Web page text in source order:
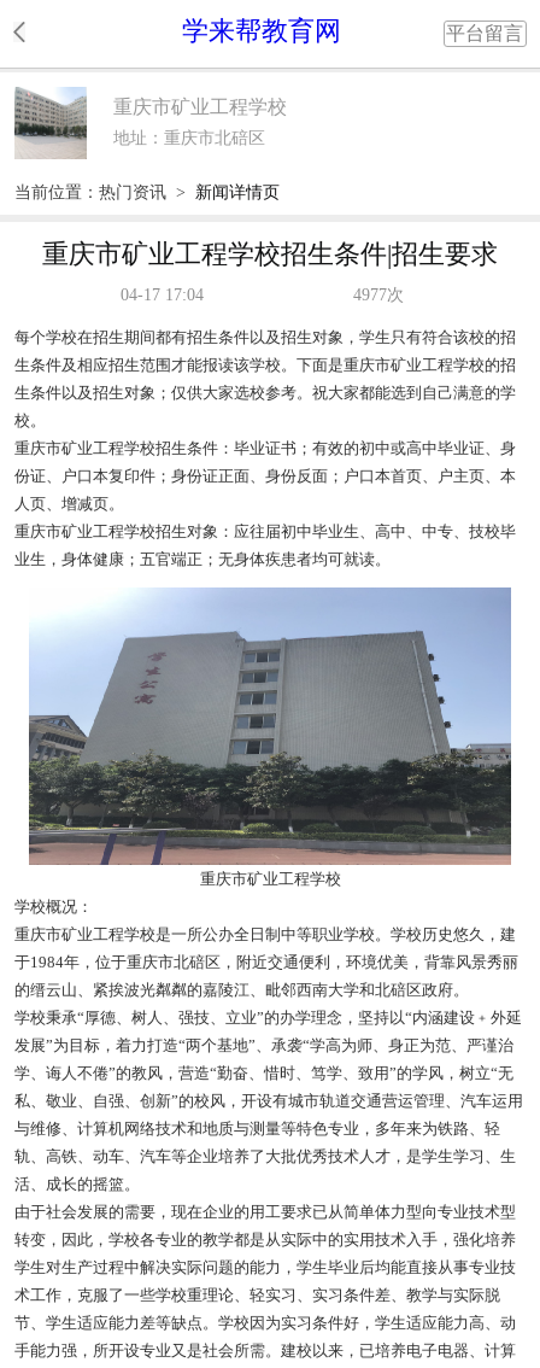
学来帮教育网 平台留言
重庆市矿业工程学校
地址：重庆市北碚区
当前位置： 热门资讯 > 新闻详情页
重庆市矿业工程学校招生条件|招生要求
04-17 17:04 4977次
每个学校在招生期间都有招生条件以及招生对象，学生只有符合该校的招
生条件及相应招生范围才能报读该学校。下面是重庆市矿业工程学校的招
生条件以及招生对象；仅供大家选校参考。祝大家都能选到自己满意的学
校。
重庆市矿业工程学校招生条件：毕业证书；有效的初中或高中毕业证、身
份证、户口本复印件；身份证正面、身份反面；户口本首页、户主页、本
人页、增减页。
重庆市矿业工程学校招生对象：应往届初中毕业生、高中、中专、技校毕
业生，身体健康；五官端正；无身体疾患者均可就读。
重庆市矿业工程学校
学校概况：
重庆市矿业工程学校是一所公办全日制中等职业学校。学校历史悠久，建
于1984年，位于重庆市北碚区，附近交通便利，环境优美，背靠风景秀丽
的缙云山、紧挨波光粼粼的嘉陵江、毗邻西南大学和北碚区政府。
学校秉承“厚德、树人、强技、立业”的办学理念，坚持以“内涵建设﹢外延
发展”为目标，着力打造“两个基地”、承袭“学高为师、身正为范、严谨治
学、诲人不倦”的教风，营造“勤奋、惜时、笃学、致用”的学风，树立“无
私、敬业、自强、创新”的校风，开设有城市轨道交通营运管理、汽车运用
与维修、计算机网络技术和地质与测量等特色专业，多年来为铁路、轻
轨、高铁、动车、汽车等企业培养了大批优秀技术人才，是学生学习、生
活、成长的摇篮。
由于社会发展的需要，现在企业的用工要求已从简单体力型向专业技术型
转变，因此，学校各专业的教学都是从实际中的实用技术入手，强化培养
学生对生产过程中解决实际问题的能力，学生毕业后均能直接从事专业技
术工作，克服了一些学校重理论、轻实习、实习条件差、教学与实际脱
节、学生适应能力差等缺点。学校因为实习条件好，学生适应能力高、动
手能力强，所开设专业又是社会所需。建校以来，已培养电子电器、计算